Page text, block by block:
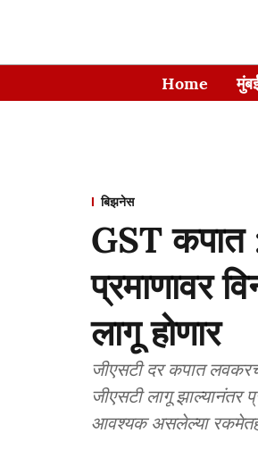
Home
बिझनेस
GST कपात
प्रमाणावर
लागू होणार
जीएसटी दर कपात
जीएसटी लागू झाल्यानंतर
आवश्यक असलेल्या रकमेतही